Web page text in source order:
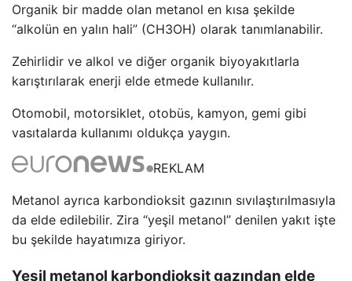
Organik bir madde olan metanol en kısa şekilde
“alkolün en yalın hali” (CH3OH) olarak tanımlanabilir.
Zehirlidir ve alkol ve diğer organik biyoyakıtlarla
karıştırılarak enerji elde etmede kullanılır.
Otomobil, motorsiklet, otobüs, kamyon, gemi gibi
vasıtalarda kullanımı oldukça yaygın.
REKLAM
Metanol ayrıca karbondioksit gazının sıvılaştırılmasıyla
da elde edilebilir. Zira “yeşil metanol” denilen yakıt işte
bu şekilde hayatımıza giriyor.
Yeşil metanol karbondioksit gazından elde